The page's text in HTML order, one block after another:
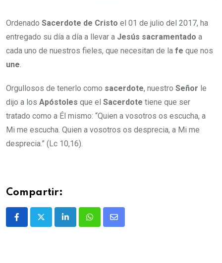
Ordenado Sacerdote de Cristo el 01 de julio del 2017, ha
entregado su día a día a llevar a Jesús sacramentado a
cada uno de nuestros fieles, que necesitan de la fe que nos
une.
Orgullosos de tenerlo como sacerdote, nuestro Señor le
dijo a los Apóstoles que el Sacerdote tiene que ser
tratado como a Él mismo: “Quien a vosotros os escucha, a
Mi me escucha. Quien a vosotros os desprecia, a Mi me
desprecia.” (Lc 10,16).
Compartir: